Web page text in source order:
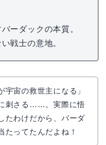
ーダックの本質。
戦士の意地。
宇宙の救世主になる」
刺さる……。実際に悟
たわけだから、バーダ
たってたんだよね！